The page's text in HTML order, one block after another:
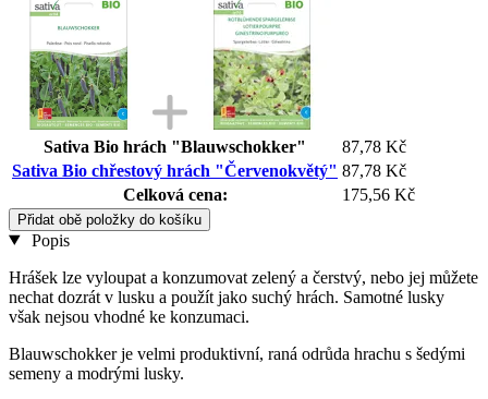
Sativa Bio hrách "Blauwschokker"
87,78 Kč
Sativa Bio chřestový hrách "Červenokvětý" 87,78 Kč
Celková cena:
175,56 Kč
Přidat obě položky do košíku
Popis
Hrášek lze vyloupat a konzumovat zelený a čerstvý, nebo jej můžete
nechat dozrát v lusku a použít jako suchý hrách. Samotné lusky
však nejsou vhodné ke konzumaci.
Blauwschokker je velmi produktivní, raná odrůda hrachu s šedými
semeny a modrými lusky.